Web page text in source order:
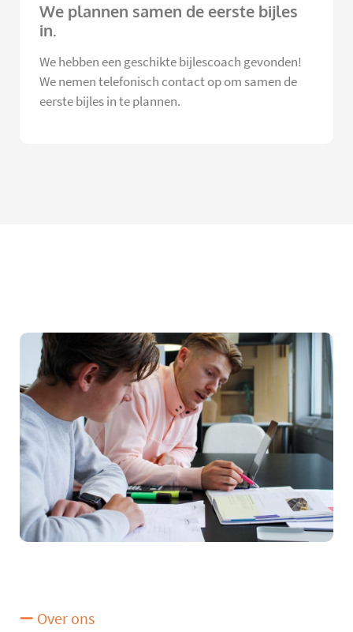
We plannen samen de eerste bijles
in.
We hebben een geschikte bijlescoach gevonden!
We nemen telefonisch contact op om samen de
eerste bijles in te plannen.
Over ons